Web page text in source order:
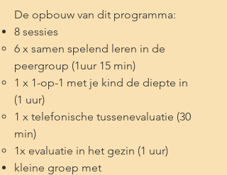
De opbouw van dit programma:
8 sessies
6 x samen spelend leren in de
peergroup (1uur 15 min)
1 x 1-op-1 met je kind de diepte in
(1 uur)
1 x telefonische tussenevaluatie (30
min)
1x evaluatie in het gezin (1 uur)
kleine groep met